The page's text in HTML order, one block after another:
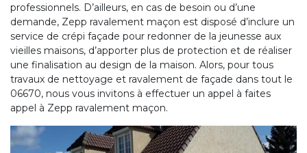
professionnels. D’ailleurs, en cas de besoin ou d’une
demande, Zepp ravalement maçon est disposé d’inclure un
service de crépi façade pour redonner de la jeunesse aux
vieilles maisons, d’apporter plus de protection et de réaliser
une finalisation au design de la maison. Alors, pour tous
travaux de nettoyage et ravalement de façade dans tout le
06670, nous vous invitons à effectuer un appel à faites
appel à Zepp ravalement maçon.